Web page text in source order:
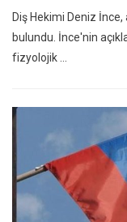
Diş Hekimi Deniz İnce,
bulundu. İnce'nin
fizyolojik ...